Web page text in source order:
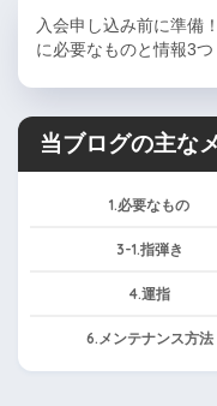
入会申し込み前に準備
に必要なものと情報3つ
当ブログの主な
1.必要なもの
3-1.指弾き
4.運指
6.メンテナンス方法